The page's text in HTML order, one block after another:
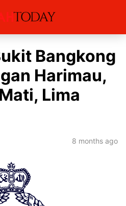
Bangkong
Harimau,
Lima
8 months ago